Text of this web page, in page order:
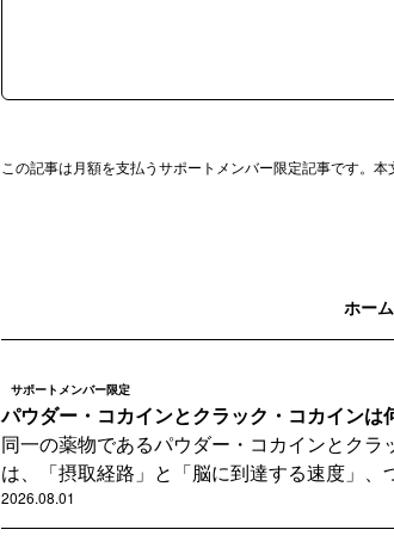
この記事は月額を支払うサポートメンバー限定記事です。本
ホーム
サポートメンバー限定
パウダー・コカインとクラック・コカインは
同一の薬物であるパウダー・コカインとク
は、「摂取経路」と「脳に到達する速度」、
2026.08.01